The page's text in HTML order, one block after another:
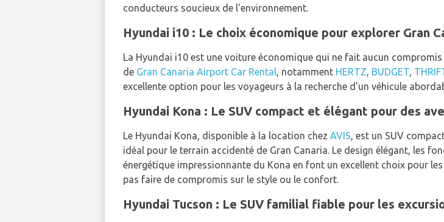
conducteurs soucieux de l'environnement.
Hyundai i10 : Le choix économique pour explorer Gran
La Hyundai i10 est une voiture économique qui ne fait aucun
de Gran Canaria Airport Car Rental, notamment HERTZ, BUDGET,
excellente option pour les voyageurs à la recherche d'un véhicule
Hyundai Kona : Le SUV compact et élégant pour des
Le Hyundai Kona, disponible à la location chez AVIS, est un SUV
idéal pour le terrain accidenté de Gran Canaria. Le design élégant, les
énergétique impressionnante du Kona en font un excellent choix pour
pas faire de compromis sur le style ou le confort.
Hyundai Tucson : Le SUV familial fiable pour les